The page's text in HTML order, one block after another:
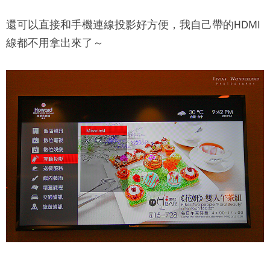
還可以直接和手機連線投影好方便，我自己帶的HDMI
線都不用拿出來了～